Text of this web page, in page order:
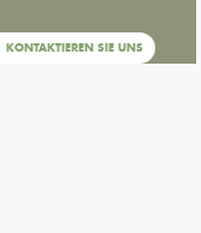
KONTAKTIEREN SIE UNS